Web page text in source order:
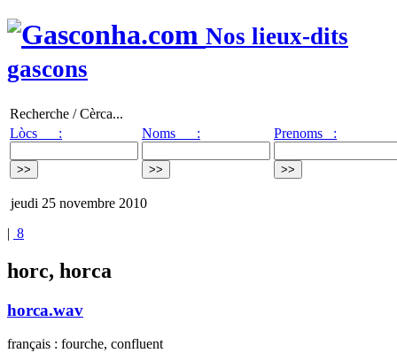
Nos lieux-dits
gascons
Recherche / Cèrca...
Lòcs :
Noms : Prenoms :
jeudi 25 novembre 2010
| 8
horc, horca
horca.wav
français : fourche, confluent